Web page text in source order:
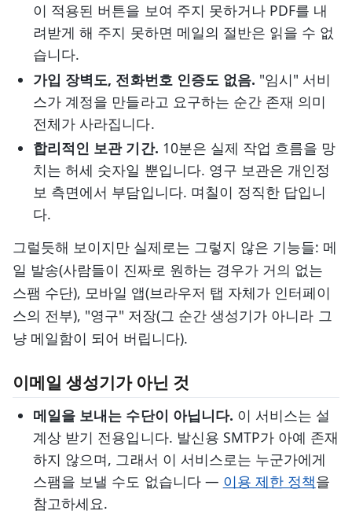
이 적용된 버튼을 보여 주지 못하거나 PDF를 내
려받게 해 주지 못하면 메일의 절반은 읽을 수 없
습니다.
가입 장벽도, 전화번호 인증도 없음. "임시" 서비
스가 계정을 만들라고 요구하는 순간 존재 의미
전체가 사라집니다.
합리적인 보관 기간. 10분은 실제 작업 흐름을 망
치는 허세 숫자일 뿐입니다. 영구 보관은 개인정
보 측면에서 부담입니다. 며칠이 정직한 답입니
다.
그럴듯해 보이지만 실제로는 그렇지 않은 기능들: 메
일 발송(사람들이 진짜로 원하는 경우가 거의 없는
스팸 수단), 모바일 앱(브라우저 탭 자체가 인터페이
스의 전부), "영구" 저장(그 순간 생성기가 아니라 그
냥 메일함이 되어 버립니다).
이메일 생성기가 아닌 것
메일을 보내는 수단이 아닙니다. 이 서비스는 설
계상 받기 전용입니다. 발신용 SMTP가 아예 존재
하지 않으며, 그래서 이 서비스로는 누군가에게
스팸을 보낼 수도 없습니다 — 이용 제한 정책을
참고하세요.